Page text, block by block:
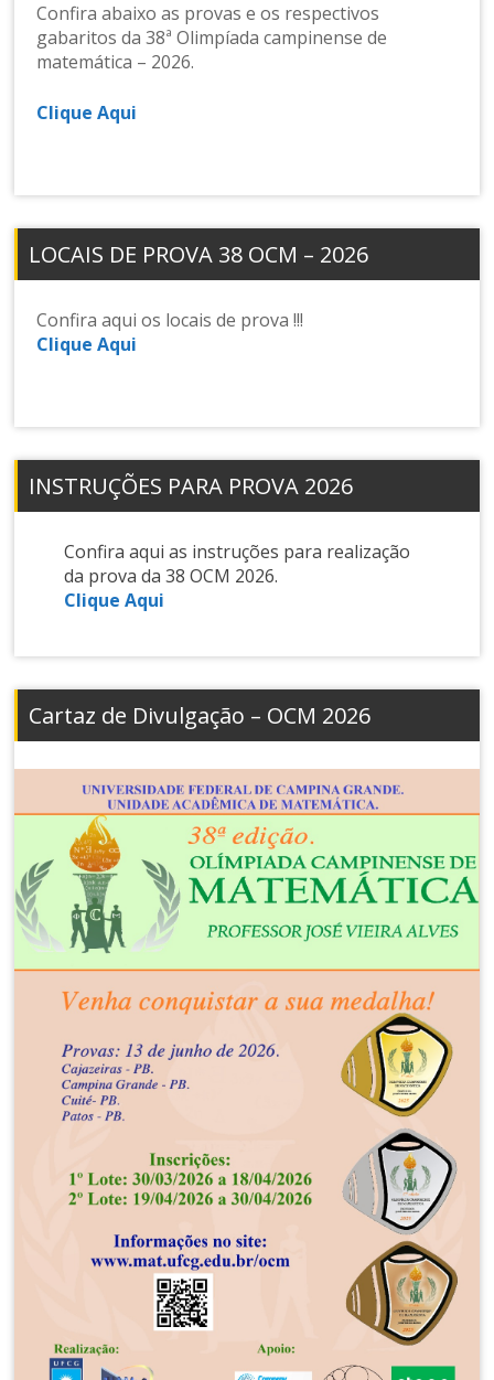
Confira abaixo as provas e os respectivos
gabaritos da 38ª Olimpíada campinense de
matemática – 2026.
Clique Aqui
LOCAIS DE PROVA 38 OCM – 2026
Confira aqui os locais de prova !!!
Clique Aqui
INSTRUÇÕES PARA PROVA 2026
Confira aqui as instruções para realização
da prova da 38 OCM 2026.
Clique Aqui
Cartaz de Divulgação – OCM 2026